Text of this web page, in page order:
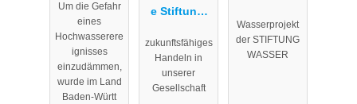
al "Wasser"
Würtenberg
Um die Gefahr
eines
Hochwasserere
ignisses
einzudämmen,
wurde im Land
Baden-Württ
e Stiftung,
und Umwelt
ge
zukunftsfähiges
Handeln in
unserer
Gesellschaft
ng nördlich
Wasserprojekt
der STIFTUNG
WASSER